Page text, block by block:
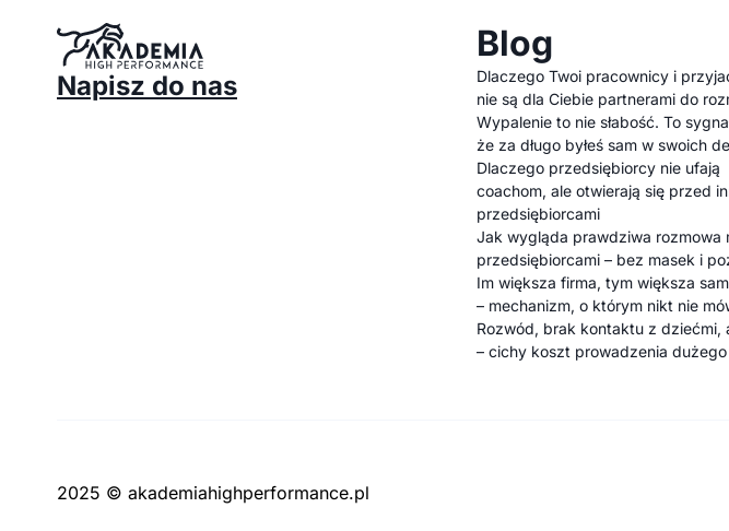
Napisz do nas
Blog
Dlaczego Twoi pracownicy i
nie są dla Ciebie partnerami do
Wypalenie to nie słabość. To
że za długo byłeś sam w swoich
Dlaczego przedsiębiorcy nie ufają
coachom, ale otwierają się przed
przedsiębiorcami
Jak wygląda prawdziwa rozmowa
przedsiębiorcami – bez masek i
Im większa firma, tym większa
– mechanizm, o którym nikt nie
Rozwód, brak kontaktu z dziećmi,
– cichy koszt prowadzenia
2025 © akademiahighperformance.pl